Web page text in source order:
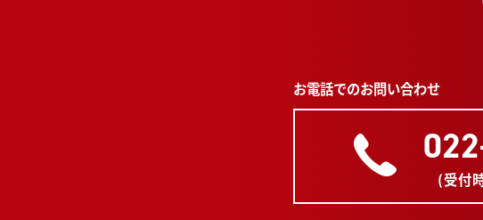
お電話でのお問い合わせ
(受付